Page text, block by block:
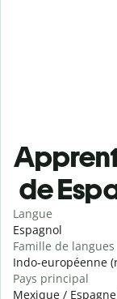
de
Langue
Espagnol
Famille de langues
Indo-européenne
Pays principal
Mexique /